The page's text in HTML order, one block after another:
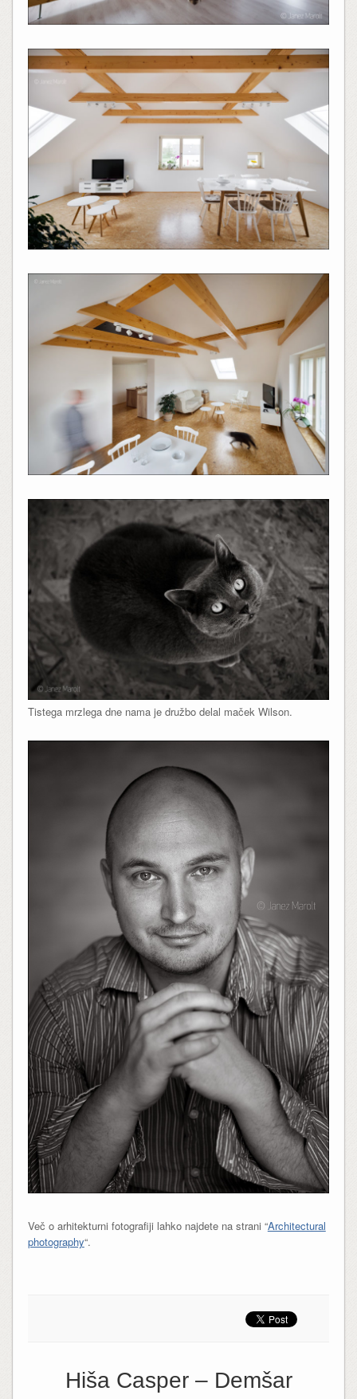
Tistega mrzlega dne nama je družbo delal maček Wilson.
Več o arhitekturni fotografiji lahko najdete na strani “Architectural
photography“.
Hiša Casper – Demšar